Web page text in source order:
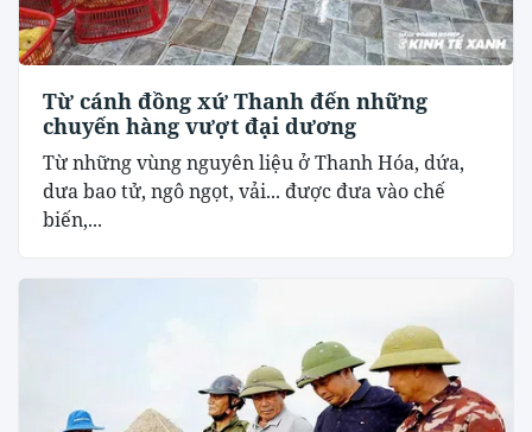
Từ cánh đồng xứ Thanh đến những
chuyến hàng vượt đại dương
Từ những vùng nguyên liệu ở Thanh Hóa, dứa,
dưa bao tử, ngô ngọt, vải... được đưa vào chế
biến,...